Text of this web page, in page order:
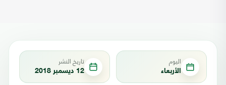
اليوم
الأربعاء
تاريخ النشر
12 ديسمبر 2018